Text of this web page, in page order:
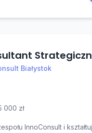
Białystok
000 zł
InnoConsult i